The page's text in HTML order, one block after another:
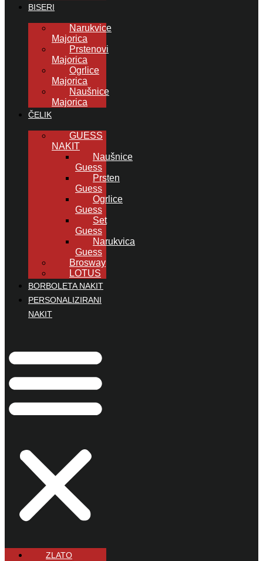
BISERI
Narukvice
Majorica
Prstenovi
Majorica
Ogrlice
Majorica
Naušnice
Majorica
ČELIK
GUESS
NAKIT
Naušnice
Guess
Prsten
Guess
Ogrlice
Guess
Set
Guess
Narukvica
Guess
Brosway
LOTUS
BORBOLETA NAKIT
PERSONALIZIRANI
NAKIT
ZLATO